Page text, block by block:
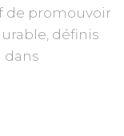
de promouvoir
définis
dans